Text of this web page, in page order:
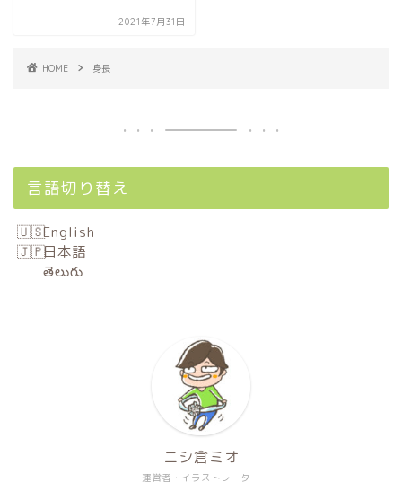
2021年7月31日
HOME 身長
言語切り替え
English
日本語
తెలుగు
運営者・イラストレーター
ニシ倉ミオ